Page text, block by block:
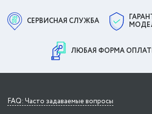
СЕРВИСНАЯ СЛУЖБА
ЛЮБАЯ ФОРМА
FAQ: Часто задаваемые вопросы